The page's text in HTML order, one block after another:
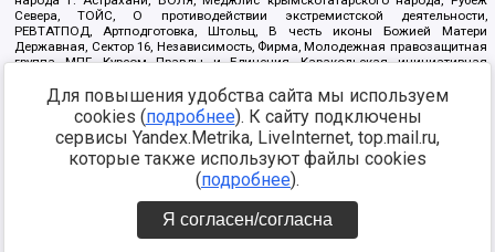
Севера, ТОЙС, О противодействии экстремистской деятельности,
РЕВТАТПОД, Артподготовка, Штольц, В честь иконы Божией Матери
Державная, Сектор 16, Независимость, Фирма, Молодежная правозащитная
группа МПГ, Курсом Правды и Единения, Каракольская инициативная
Благотворительный пансионат Ак Умут, Русская республика Русь,
Арестантское уголовное единство, Башкорт, Нация и свобода, W.H.С., Фалунь
Дафа, Иртыш Ultras, Русский Патриотический клуб-Новокузнецк/РПК,
Сибирский державный союз, Фонд борьбы с коррупцией, Фонд защиты прав
граждан, Штабы Навального, Совет граждан СССР Прикубанского округа г.
https://minjust.gov.ru/ru/documents/7822/
Для повышения удобства сайта мы используем
cookies (подробнее). К сайту подключены
сервисы Yandex.Metrika, LiveInternet, top.mail.ru,
которые также используют файлы cookies
(подробнее).
Я согласен/согласна